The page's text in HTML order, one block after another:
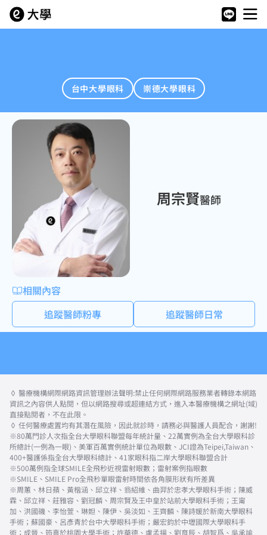
周宗賢醫師
相關內容
追蹤醫師粉專
追蹤醫師日常
台中大學眼科 崇德大學眼科
◊ 醫療機構網際網路資訊管理辦法聲明:禁止任何網際網路服務業者轉錄本網路
資訊之內容供人點閱，但以網路搜尋或超連結方式，進入本醫療機構之網址(域)
直接點閱者，不在此限。
◊ 任何醫療處置均有其潛在風險，因此就診時，請務必與醫護人員配合，謝謝!
※80萬門診人次指全台大學眼科聯盟每年統計量、22萬實例為全台大學眼科診
所總計(一例為一眼)、美軍百萬實例統計單位為眼數、JCI證為Teipei,Taiwan、
400+醫護係指全台大學眼科總計、41家眼科指二岸大學眼科聯盟合計
※500萬例指全球SMILE全飛秒近視雷射眼數；雷射案例指眼數
※SMILE、SMILE Pro全飛秒單眼雷射時間依各角膜形狀有所差異
※周蕙、林日蘋、黃楷涵、邱立祥、翁紹維、曲羿於忠孝大學眼科手術；陳威
霖、邱立祥、莊雅容、劉冠麟、周宗賢及王中皇於站前大學眼科手術；王甯
加、洪國磯、李怡萱、琳妲、陳伊、吳淡如、王齊麟、陳詩媛於新南大學眼科
手術；蘇國豪、呂彥青於台中大學眼科手術；嚴宏鈞於中壢國際大學眼科手
術；成晉、筠熹於桃園大學手術；許華德、盧孟揚、劉育辰、胡智爲、吳承諭